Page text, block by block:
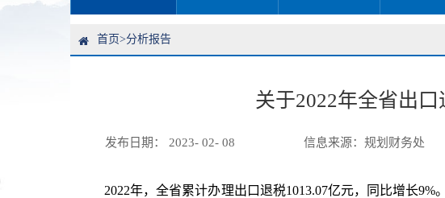
首页>分析报告
关于2022年全省出
发布日期： 2023- 02- 08 信息来源： 规划财务处
2022年，全省累计办理出口退税1013.07亿元，同比增长